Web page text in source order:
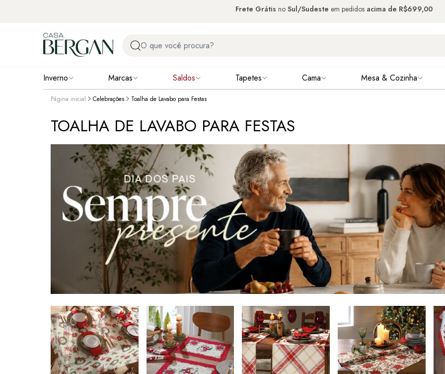
Frete Grátis no Sul/Sudeste em pedidos acima de R$699,00
Inverno Marcas Saldos Tapetes Cama Mesa & Cozinha
Página inicial Celebrações Toalha de Lavabo para Festas
TOALHA DE LAVABO PARA FESTAS